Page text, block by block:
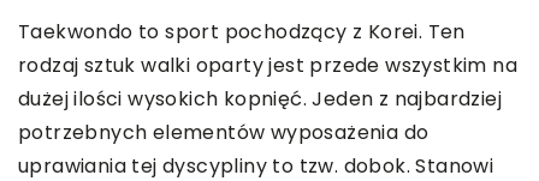
Taekwondo to sport pochodzący z Korei. Ten
rodzaj sztuk walki oparty jest przede wszystkim na
dużej ilości wysokich kopnięć. Jeden z najbardziej
potrzebnych elementów wyposażenia do
uprawiania tej dyscypliny to tzw. dobok. Stanowi